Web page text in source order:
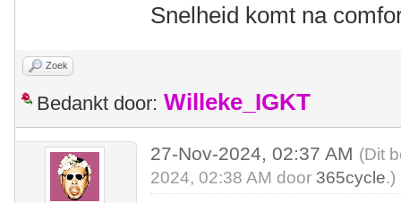
Snelheid komt na
Zoek
Bedankt door: Willeke_IGKT
27-Nov-2024, 02:37 AM (Dit
2024, 02:38 AM door 365cycle.)